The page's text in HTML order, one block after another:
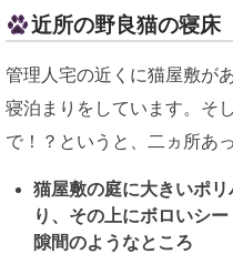
近所の野良猫の寝床
管理人宅の近くに猫屋敷が
寝泊まりをしています。そ
で！？というと、二ヵ所あっ
猫屋敷の庭に大きいポ
り、その上にボロいシ
隙間のようなところ